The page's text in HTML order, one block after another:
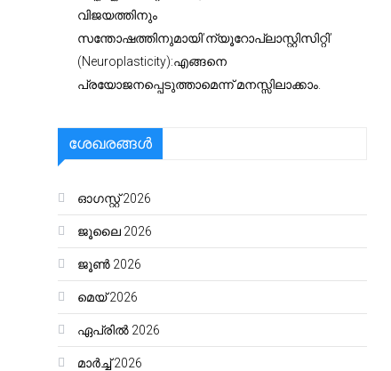
വിജയത്തിനും
സന്തോഷത്തിനുമായി’ന്യൂറോപ്ലാസ്റ്റിസിറ്റി’
(Neuroplasticity):എങ്ങനെ
പ്രയോജനപ്പെടുത്താമെന്ന് മനസ്സിലാക്കാം.
ശേഖരങ്ങൾ
ഓഗസ്റ്റ്‌ 2026
ജൂലൈ 2026
ജൂൺ 2026
മെയ്‌ 2026
ഏപ്രിൽ 2026
മാർച്ച്‌ 2026